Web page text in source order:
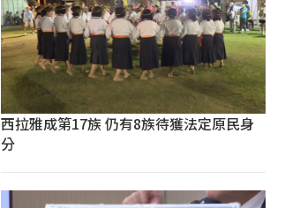
西拉雅成第17族 仍有8族待獲法定原民身
分